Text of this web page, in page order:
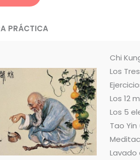
PRÁCTICA
Chi
Los
Los 12
Los 5
Tao
Lavado